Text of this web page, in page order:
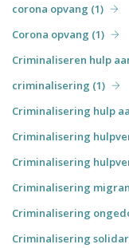
corona opvang (1)
Corona opvang (1)
Criminaliseren hulp
criminalisering (1)
Criminalisering hulp
Criminalisering
Criminalisering
Criminalisering
Criminalisering
Criminalisering